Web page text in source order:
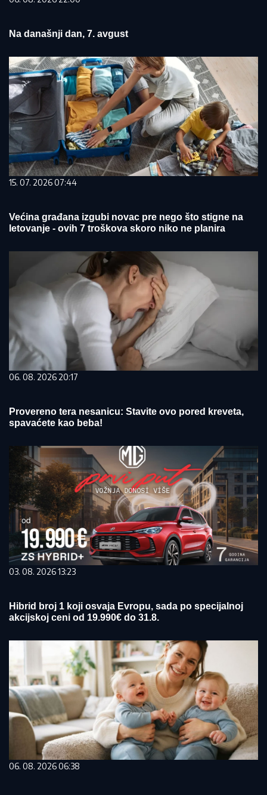
Na današnji dan, 7. avgust
15. 07. 2026 07:44
Većina građana izgubi novac pre nego što stigne na
letovanje - ovih 7 troškova skoro niko ne planira
06. 08. 2026 20:17
Provereno tera nesanicu: Stavite ovo pored kreveta,
spavaćete kao beba!
03. 08. 2026 13:23
Hibrid broj 1 koji osvaja Evropu, sada po specijalnoj
akcijskoj ceni od 19.990€ do 31.8.
06. 08. 2026 06:38